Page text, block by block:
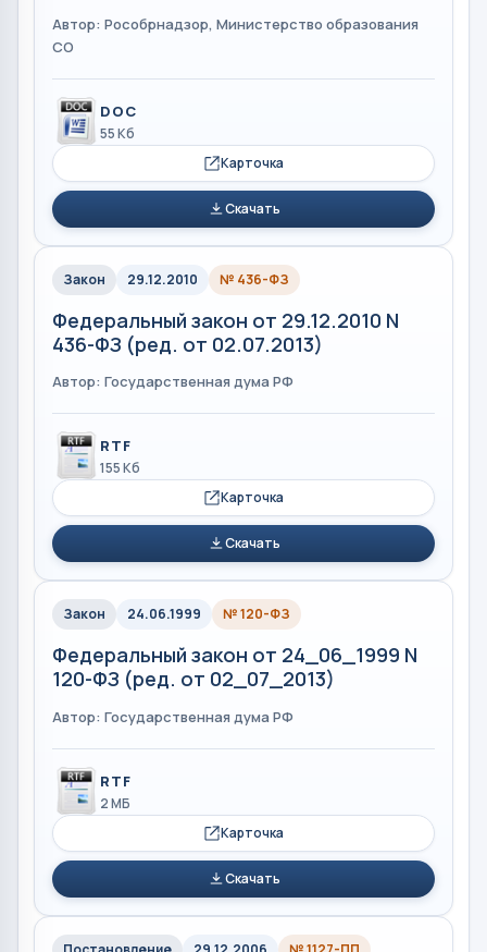
Автор: Рособрнадзор, Министерство образования
СО
DOC
55 Кб
Карточка
Скачать
Закон 29.12.2010 № 436-ФЗ
Федеральный закон от 29.12.2010 N
436-ФЗ (ред. от 02.07.2013)
Автор: Государственная дума РФ
RTF
155 Кб
Карточка
Скачать
Закон 24.06.1999 № 120-ФЗ
Федеральный закон от 24_06_1999 N
120-ФЗ (ред. от 02_07_2013)
Автор: Государственная дума РФ
RTF
2 МБ
Карточка
Скачать